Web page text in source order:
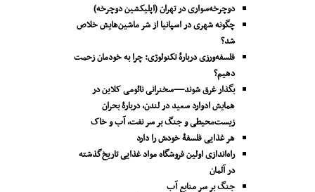
دوچرخه‌سواری در تهران (اپلیکشین دوچرخه)
چگونه شهری در اسپانیا از شر ماشین‌هایش خلاص
شد؟
فلسفه‌ورزی دربارهٔ تکنولوژی: چرا به خودمان زحمت
دهیم؟
بگذار غرق شوند—سخنرانی نائومی کلاین در
همایش ادوارد سعید در لندن، دربارۀ بحران
زیست‌محیطی و جنگ بر سر نفت، آب و خاک
هر غذایی فلسفۀ خودش را دارد
راه‌اندازی اولین فروشگاه مواد غذایی تاریخ‌گذشته
در آلمان
جنگ بر سر منابع آب